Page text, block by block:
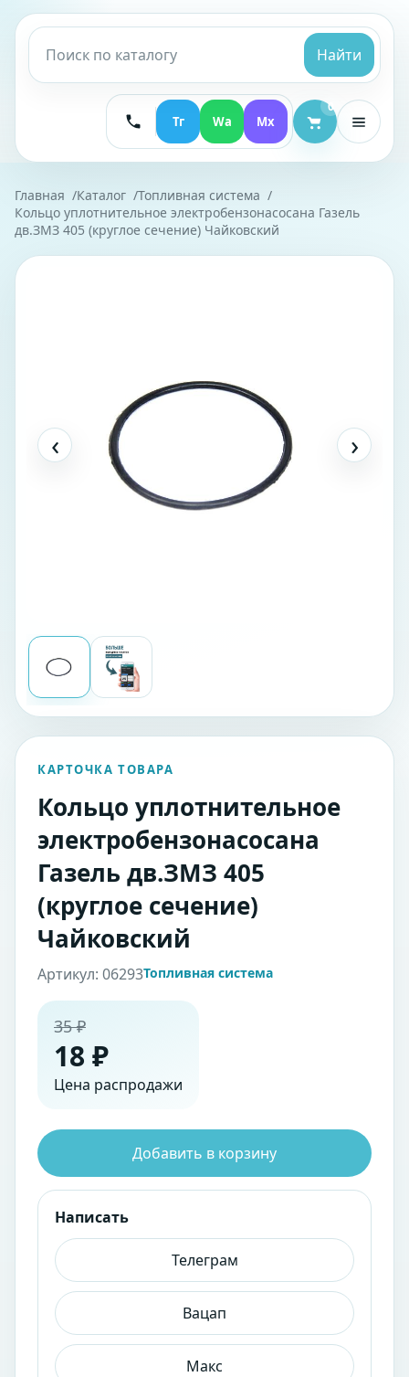
Найти
Тг Wa Mx
0
Главная Каталог
Топливная система
Кольцо уплотнительное электробензонасосана Газель
дв.ЗМЗ 405 (круглое сечение) Чайковский
‹ ›
КАРТОЧКА ТОВАРА
Кольцо уплотнительное
электробензонасосана
Газель дв.ЗМЗ 405
(круглое сечение)
Чайковский
Артикул: 06293Топливная система
35 ₽
18 ₽
Цена распродажи
Добавить в корзину
Написать
Телеграм
Вацап
Макс